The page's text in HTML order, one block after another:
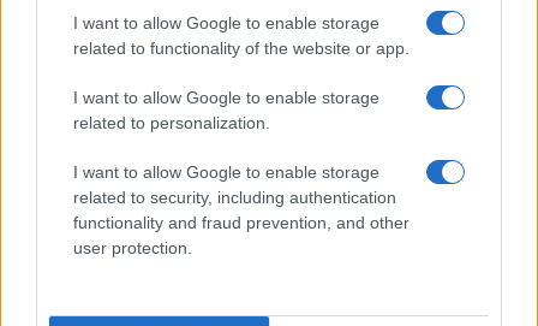
I want to allow Google to enable storage
related to functionality of the website or app.
I want to allow Google to enable storage
related to personalization.
I want to allow Google to enable storage
related to security, including authentication
functionality and fraud prevention, and other
user protection.
Continua a leggere
CRIPTOVALUTE